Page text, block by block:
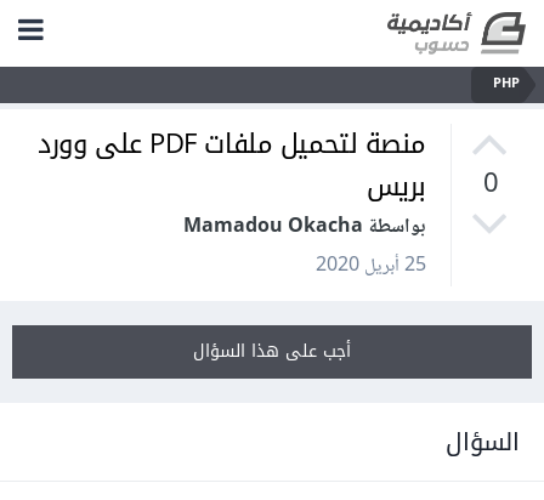
PHP
0
منصة لتحميل ملفات PDF على وورد
بريس
بواسطة Mamadou Okacha
25 أبريل 2020
أجب على هذا السؤال
السؤال